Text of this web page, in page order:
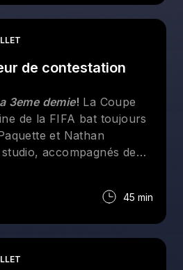
avec le CF Montréal.
de contestation
3eme demie! La Coupe
de la FIFA bat toujours
et Nathan
accompagnés de
nos Roses, ainsi que
acquisitions. On revient
le CF Montréal et on
la Coupe du monde.
45 min